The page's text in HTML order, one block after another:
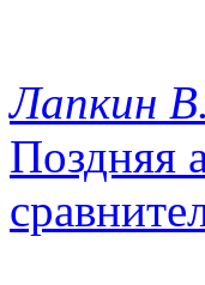
Лапкин
Поздняя